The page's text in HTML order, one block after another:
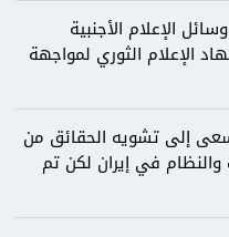
الإعلام الأجنبية
الإعلام الثوري لمواجهة
إلى تشويه الحقائق من
في إيران لكن تم